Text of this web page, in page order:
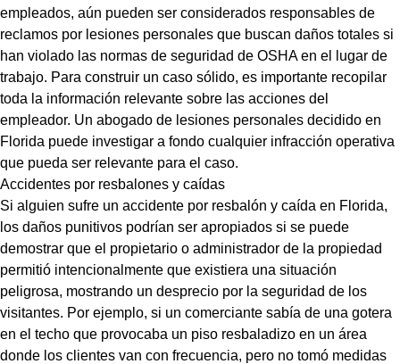
empleados, aún pueden ser considerados responsables de
reclamos por lesiones personales que buscan daños totales si
han violado las normas de seguridad de OSHA en el lugar de
trabajo. Para construir un caso sólido, es importante recopilar
toda la información relevante sobre las acciones del
empleador. Un abogado de lesiones personales decidido en
Florida puede investigar a fondo cualquier infracción operativa
que pueda ser relevante para el caso.
Accidentes por resbalones y caídas
Si alguien sufre un accidente por resbalón y caída en Florida,
los daños punitivos podrían ser apropiados si se puede
demostrar que el propietario o administrador de la propiedad
permitió intencionalmente que existiera una situación
peligrosa, mostrando un desprecio por la seguridad de los
visitantes. Por ejemplo, si un comerciante sabía de una gotera
en el techo que provocaba un piso resbaladizo en un área
donde los clientes van con frecuencia, pero no tomó medidas